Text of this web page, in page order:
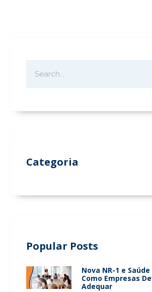
Categoria
Popular Posts
Nova NR-1 e
Como Empresas
Adequar